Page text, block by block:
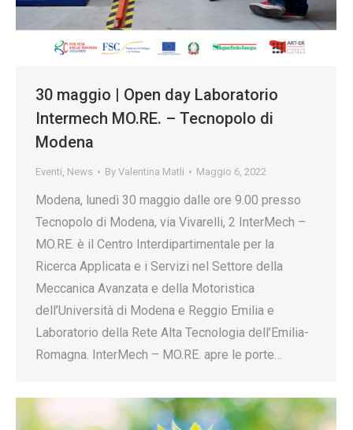
30 maggio | Open day Laboratorio
Intermech MO.RE. – Tecnopolo di
Modena
Eventi, News By Valentina Matli Maggio 6, 2022
Modena, lunedì 30 maggio dalle ore 9.00 presso
Tecnopolo di Modena, via Vivarelli, 2 InterMech –
MO.RE. è il Centro Interdipartimentale per la
Ricerca Applicata e i Servizi nel Settore della
Meccanica Avanzata e della Motoristica
dell’Università di Modena e Reggio Emilia e
Laboratorio della Rete Alta Tecnologia dell’Emilia-
Romagna. InterMech – MO.RE. apre le porte…